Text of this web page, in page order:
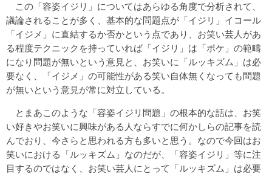
この「容姿イジリ」についてはあらゆる角度で分析されて、
議論されることが多く、基本的な問題点が「イジリ」イコール
「イジメ」に直結するか否かという点であり、お笑い芸人があ
る程度テクニックを持っていれば「イジリ」は「ボケ」の範疇
になり問題が無いという意見と、お笑いに「ルッキズム」は必
要なく、「イジメ」の可能性がある笑い自体無くなっても問題
が無いという意見が常に対立している。
とまあこのような「容姿イジリ問題」の根本的な話は、お笑
い好きやお笑いに興味がある人ならすでに何かしらの記事を読
んでおり、今さらと思われる方も多いと思う。なので今回はお
笑いにおける「ルッキズム」なのだが、「容姿イジリ」等に注
目するのではなく、お笑い芸人にとって「ルッキズム」は必要